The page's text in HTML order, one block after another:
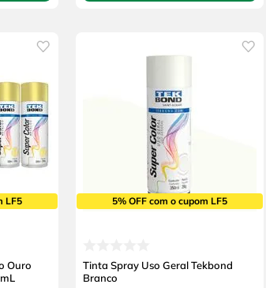
LF5
Ouro
5% OFF com o cupom LF5
Tinta Spray Uso Geral Tekbond
Branco